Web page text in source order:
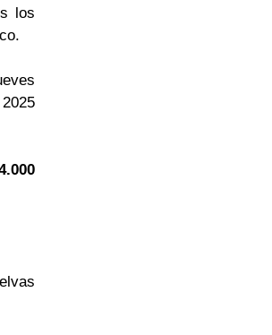
los